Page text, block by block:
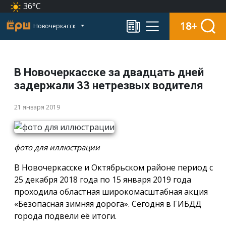
36°C
Новочеркасск 18+
В Новочеркасске за двадцать дней
задержали 33 нетрезвых водителя
21 января 2019
фото для иллюстрации
В Новочеркасске и Октябрьском районе период с
25 декабря 2018 года по 15 января 2019 года
проходила областная широкомасштабная акция
«Безопасная зимняя дорога». Сегодня в ГИБДД
города подвели её итоги.